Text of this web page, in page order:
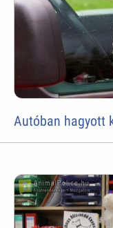
Autóban hagyott